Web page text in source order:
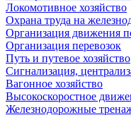
Локомотивное хозяйство
Охрана труда на
Организация движения
Организация перевозок
Путь и путевое хозяйство
Сигнализация,
Вагонное хозяйство
Высокоскоростное
Железнодорожные